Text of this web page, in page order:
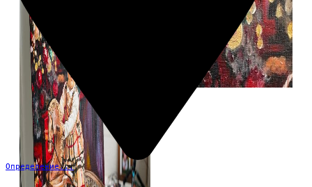
Определение...